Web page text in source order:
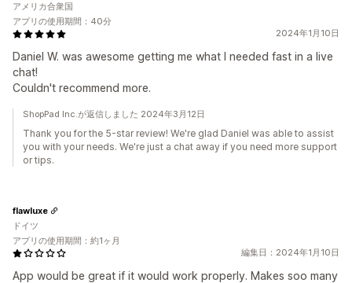
2024年1月10日
Daniel W. was awesome getting me what I needed fast in a live
chat!
Couldn't recommend more.
アメリカ合衆国
アプリの使用期間：40分
ShopPad Inc.が返信しました 2024年3月12日
Thank you for the 5-star review! We're glad Daniel was able to assist
you with your needs. We're just a chat away if you need more support
or tips.
編集日：2024年1月10日
App would be great if it would work properly. Makes soo many
flawluxe
ドイツ
アプリの使用期間：約1ヶ月